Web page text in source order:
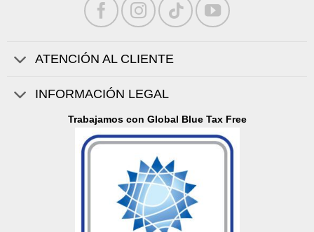
ATENCIÓN AL CLIENTE
INFORMACIÓN LEGAL
Trabajamos con Global Blue Tax Free